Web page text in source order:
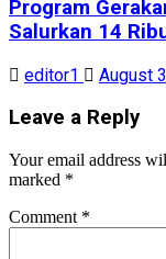
Program
Salurkan 14
editor1 August
Leave a Reply
Your email address
marked *
Comment *